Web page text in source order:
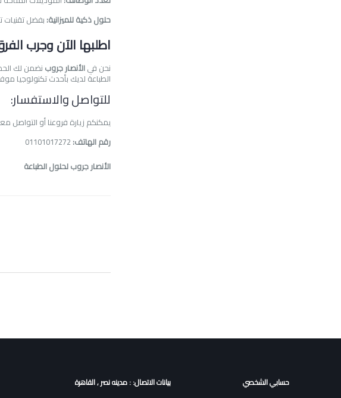
حلول ذكية للميزانية: بفضل تقنيات
اطلبها الآن وجرب
نحن فيالأنصار جروب نضمن لك
الطباعة لديك بأحدث تكنولوجيا
للتواصل والاستفسار:
يمكنكم زيارة فروعنا أو التواصل
رقم الهاتف: 01101017272
الأنصار جروب لحلول الطباعة
حسابي الشخصي
بيانات الاتصال: : مدينه نصر , القاهرة